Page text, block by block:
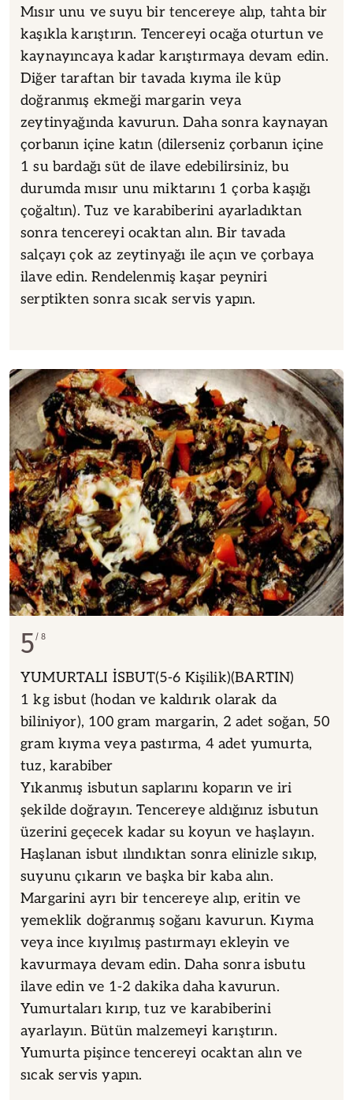
Mısır unu ve suyu bir tencereye alıp, tahta bir
kaşıkla karıştırın. Tencereyi ocağa oturtun ve
kaynayıncaya kadar karıştırmaya devam edin.
Diğer taraftan bir tavada kıyma ile küp
doğranmış ekmeği margarin veya
zeytinyağında kavurun. Daha sonra kaynayan
çorbanın içine katın (dilerseniz çorbanın içine
1 su bardağı süt de ilave edebilirsiniz, bu
durumda mısır unu miktarını 1 çorba kaşığı
çoğaltın). Tuz ve karabiberini ayarladıktan
sonra tencereyi ocaktan alın. Bir tavada
salçayı çok az zeytinyağı ile açın ve çorbaya
ilave edin. Rendelenmiş kaşar peyniri
serptikten sonra sıcak servis yapın.
5 8
YUMURTALI İSBUT(5-6 Kişilik)(BARTIN)
1 kg isbut (hodan ve kaldırık olarak da
biliniyor), 100 gram margarin, 2 adet soğan, 50
gram kıyma veya pastırma, 4 adet yumurta,
tuz, karabiber
Yıkanmış isbutun saplarını koparın ve iri
şekilde doğrayın. Tencereye aldığınız isbutun
üzerini geçecek kadar su koyun ve haşlayın.
Haşlanan isbut ılındıktan sonra elinizle sıkıp,
suyunu çıkarın ve başka bir kaba alın.
Margarini ayrı bir tencereye alıp, eritin ve
yemeklik doğranmış soğanı kavurun. Kıyma
veya ince kıyılmış pastırmayı ekleyin ve
kavurmaya devam edin. Daha sonra isbutu
ilave edin ve 1-2 dakika daha kavurun.
Yumurtaları kırıp, tuz ve karabiberini
ayarlayın. Bütün malzemeyi karıştırın.
Yumurta pişince tencereyi ocaktan alın ve
sıcak servis yapın.